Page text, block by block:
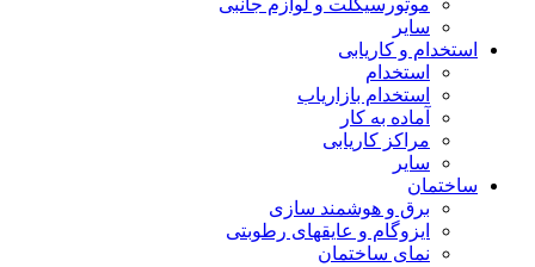
موتورسیکلت و لوازم جانبی
سایر
استخدام و کاریابی
استخدام
استخدام بازاریاب
آماده به کار
مراکز کاریابی
سایر
ساختمان
برق و هوشمند سازی
ایزوگام و عایقهای رطوبتی
نمای ساختمان